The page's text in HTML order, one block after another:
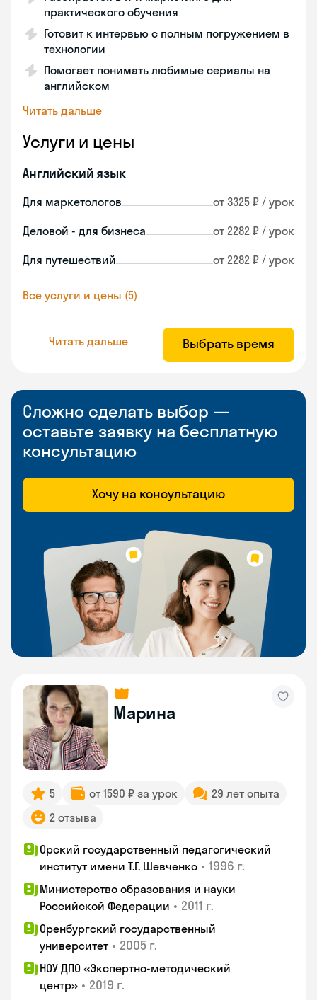
практического обучения
Готовит к интервью с полным погружением в
технологии
Помогает понимать любимые сериалы на
английском
Читать дальше
Услуги и цены
Английский язык
Для маркетологов от 3325 ₽ / урок
Деловой - для бизнеса от 2282 ₽ / урок
Для путешествий от 2282 ₽ / урок
Все услуги и цены (5)
Читать дальше Выбрать время
Сложно сделать выбор —
оставьте заявку на бесплатную
консультацию
Хочу на консультацию
Марина
5 от 1590 ₽ за урок
29 лет опыта
2 отзыва
Орский государственный педагогический
институт имени Т.Г. Шевченко • 1996 г.
Министерство образования и науки
Российской Федерации • 2011 г.
Оренбургский государственный
университет • 2005 г.
НОУ ДПО «Экспертно-методический
центр» • 2019 г.